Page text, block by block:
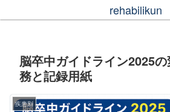
rehabilikun
脳卒中ガイドライン2025
務と記録用紙
疾患別